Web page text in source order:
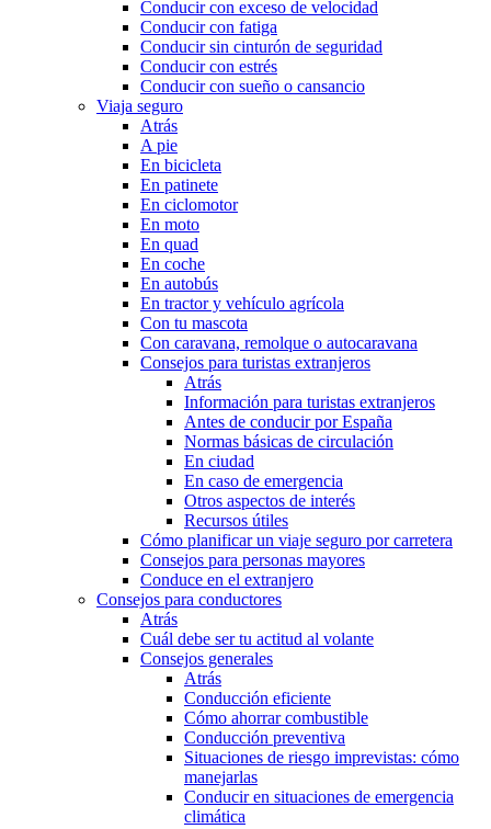
Conducir con exceso de velocidad
Conducir con fatiga
Conducir sin cinturón de seguridad
Conducir con estrés
Conducir con sueño o cansancio
Viaja seguro
Atrás
A pie
En bicicleta
En patinete
En ciclomotor
En moto
En quad
En coche
En autobús
En tractor y vehículo agrícola
Con tu mascota
Con caravana, remolque o autocaravana
Consejos para turistas extranjeros
Atrás
Información para turistas extranjeros
Antes de conducir por España
Normas básicas de circulación
En ciudad
En caso de emergencia
Otros aspectos de interés
Recursos útiles
Cómo planificar un viaje seguro por carretera
Consejos para personas mayores
Conduce en el extranjero
Consejos para conductores
Atrás
Cuál debe ser tu actitud al volante
Consejos generales
Atrás
Conducción eficiente
Cómo ahorrar combustible
Conducción preventiva
Situaciones de riesgo imprevistas: cómo
manejarlas
Conducir en situaciones de emergencia
climática